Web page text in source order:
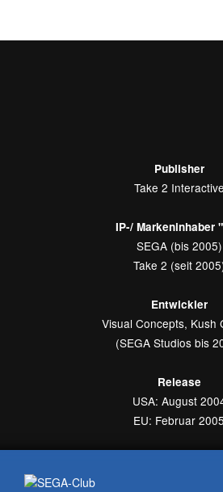
Publisher
Take 2 Interactive
IP-/ Markeninhaber
SEGA (bis 2005)
Take 2 (seit
Entwickler
Visual Concepts, Kush
(SEGA Studios bis
Release
USA: August
EU: Februar 2005